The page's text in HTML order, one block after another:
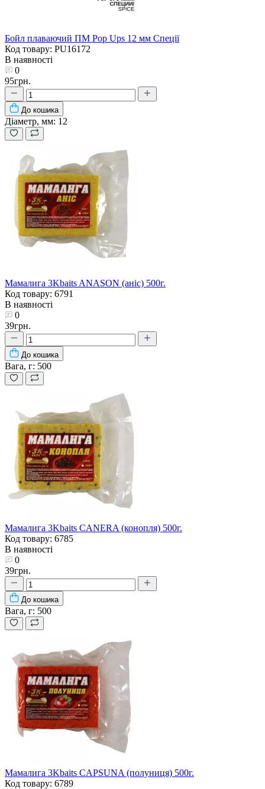
Бойл плаваючий ПМ Pop Ups 12 мм Спеції
Код товару: PU16172
В наявності
0
95грн.
До кошика
Діаметр, мм: 12
Мамалига 3Kbaits ANASON (аніс) 500г.
Код товару: 6791
В наявності
0
39грн.
До кошика
Вага, г: 500
Мамалига 3Kbaits CANERA (конопля) 500г.
Код товару: 6785
В наявності
0
39грн.
До кошика
Вага, г: 500
Мамалига 3Kbaits CAPSUNA (полуниця) 500г.
Код товару: 6789